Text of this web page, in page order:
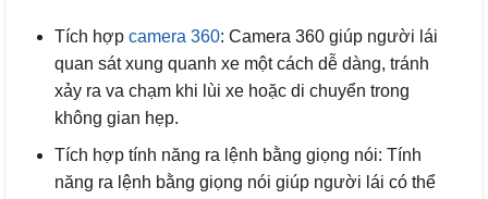
Tích hợp camera 360: Camera 360 giúp người lái
quan sát xung quanh xe một cách dễ dàng, tránh
xảy ra va chạm khi lùi xe hoặc di chuyển trong
không gian hẹp.
Tích hợp tính năng ra lệnh bằng giọng nói: Tính
năng ra lệnh bằng giọng nói giúp người lái có thể